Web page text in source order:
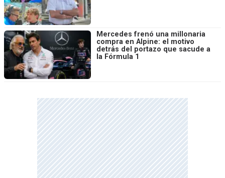
Mercedes frenó una millonaria
compra en Alpine: el motivo
detrás del portazo que sacude a
la Fórmula 1